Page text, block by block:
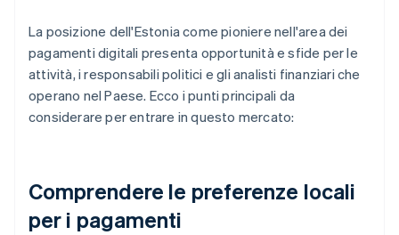
La posizione dell'Estonia come pioniere nell'area dei
pagamenti digitali presenta opportunità e sfide per le
attività, i responsabili politici e gli analisti finanziari che
operano nel Paese. Ecco i punti principali da
considerare per entrare in questo mercato:
Comprendere le preferenze locali
per i pagamenti